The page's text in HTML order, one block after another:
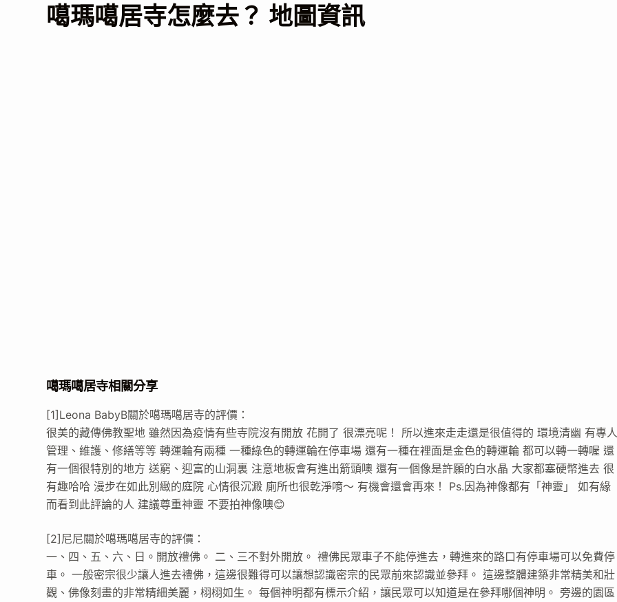
噶瑪噶居寺怎麼去？ 地圖資訊
噶瑪噶居寺相關分享
[1]Leona BabyB關於噶瑪噶居寺的評價：
很美的藏傳佛教聖地 雖然因為疫情有些寺院沒有開放 花開了 很漂亮呢！ 所以進來走走還是很值得的 環境清幽 有專
管理、維護、修繕等等 轉運輪有兩種 一種綠色的轉運輪在停車場 還有一種在裡面是金色的轉運輪 都可以轉一轉喔 還
有一個很特別的地方 送窮、迎富的山洞裏 注意地板會有進出箭頭噢 還有一個像是許願的白水晶 大家都塞硬幣進去 很
有趣哈哈 漫步在如此別緻的庭院 心情很沉澱 廁所也很乾淨唷～ 有機會還會再來！ Ps.因為神像都有「神靈」 如有緣
而看到此評論的人 建議尊重神靈 不要拍神像噢😊
[2]尼尼關於噶瑪噶居寺的評價：
一、四、五、六、日。開放禮佛。 二、三不對外開放。 禮佛民眾車子不能停進去，轉進來的路口有停車場可以免費停
車。 一般密宗很少讓人進去禮佛，這邊很難得可以讓想認識密宗的民眾前來認識並參拜。 這邊整體建築非常精美和壯
觀、佛像刻畫的非常精細美麗，栩栩如生。 每個神明都有標示介紹，讓民眾可以知道是在參拜哪個神明。 旁邊的園區